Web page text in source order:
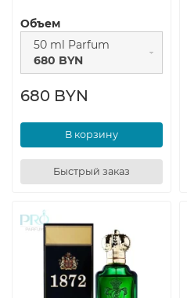
Объем
50 ml Parfum
680 BYN
680 BYN
В корзину
Быстрый заказ